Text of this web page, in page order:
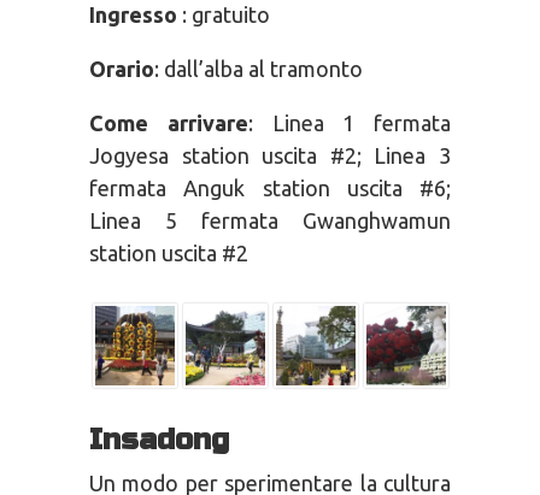
Ingresso : gratuito
Orario: dall’alba al tramonto
Come arrivare: Linea 1 fermata
Jogyesa station uscita #2; Linea 3
fermata Anguk station uscita #6;
Linea 5 fermata Gwanghwamun
station uscita #2
Insadong
Un modo per sperimentare la cultura